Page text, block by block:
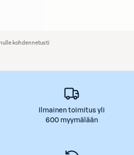
kohdennetusti
Ilmainen toimitus yli
600 myymälään